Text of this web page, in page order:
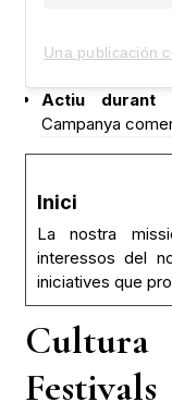
Campanya
La nostra
interessos del
més